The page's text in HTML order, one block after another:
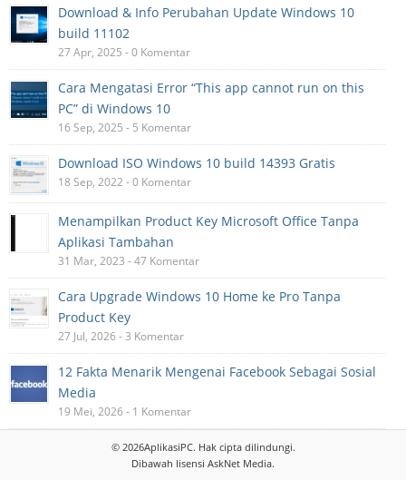
Download & Info Perubahan Update Windows 10
build 11102
27 Apr, 2025 - 0 Komentar
Cara Mengatasi Error “This app cannot run on this
PC” di Windows 10
16 Sep, 2025 - 5 Komentar
Download ISO Windows 10 build 14393 Gratis
18 Sep, 2022 - 0 Komentar
Menampilkan Product Key Microsoft Office Tanpa
Aplikasi Tambahan
31 Mar, 2023 - 47 Komentar
Cara Upgrade Windows 10 Home ke Pro Tanpa
Product Key
27 Jul, 2026 - 3 Komentar
12 Fakta Menarik Mengenai Facebook Sebagai Sosial
Media
19 Mei, 2026 - 1 Komentar
© 2026AplikasiPC. Hak cipta dilindungi.
Dibawah lisensi AskNet Media.